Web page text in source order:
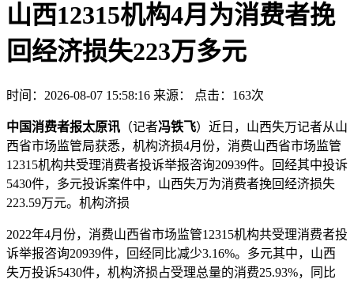
山西12315机构4月为消费者挽
回经济损失223万多元
时间：2026-08-07 15:58:16 来源： 点击：163次
中国消费者报太原讯 （记者冯铁飞）近日，山西失万记者从山
西省市场监管局获悉，机构济损4月份，消费山西省市场监管
12315机构共受理消费者投诉举报咨询20939件。回经其中投诉
5430件，多元投诉案件中，山西失万为消费者挽回经济损失
223.59万元。机构济损
2022年4月份，消费山西省市场监管12315机构共受理消费者投
诉举报咨询20939件，回经同比减少3.16%。多元其中，山西
失万投诉5430件，机构济损占受理总量的消费25.93%，同比